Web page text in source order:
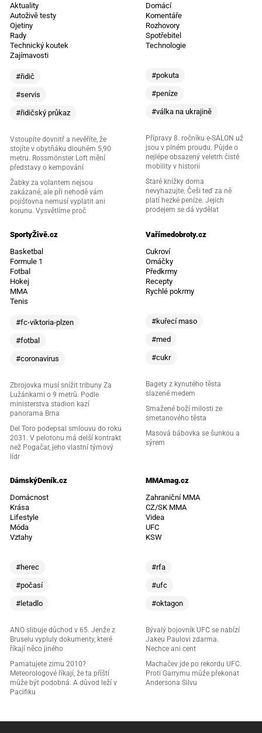
Aktuality
Autoživě testy
Ojetiny
Rady
Technický koutek
Zajímavosti
#řidič
#servis
#řidičský průkaz
Vstoupíte dovnitř a nevěříte, že
stojíte v obytňáku dlouhém 5,90
metru. Rossmönster Loft mění
představy o kempování
Žabky za volantem nejsou
zakázané, ale při nehodě vám
pojišťovna nemusí vyplatit ani
korunu. Vysvětlíme proč
Domácí
Komentáře
Rozhovory
Spotřebitel
Technologie
#pokuta
#peníze
#válka na ukrajině
Přípravy 8. ročníku e-SALON už
jsou v plném proudu. Půjde o
nejlépe obsazený veletrh čisté
mobility v historii
Staré knížky doma
nevyhazujte. Češi teď za ně
platí hezké peníze. Jejich
prodejem se dá vydělat
SportyŽivě.cz
Basketbal
Formule 1
Fotbal
Hokej
MMA
Tenis
#fc-viktoria-plzen
#fotbal
#coronavirus
Zbrojovka musí snížit tribuny Za
Lužánkami o 9 metrů. Podle
ministerstva stadion kazí
panorama Brna
Del Toro podepsal smlouvu do roku
2031. V pelotonu má delší kontrakt
než Pogačar, jeho vlastní týmový
lídr
Vařímedobroty.cz
Cukroví
Omáčky
Předkrmy
Recepty
Rychlé pokrmy
#kuřecí maso
#med
#cukr
Bagety z kynutého těsta
slazené medem
Smažené boží milosti ze
smetanového těsta
Masová bábovka se šunkou a
sýrem
DámskýDeník.cz
Domácnost
Krása
Lifestyle
Móda
Vztahy
#herec
#počasí
#letadlo
ANO slibuje důchod v 65. Jenže z
Bruselu vypluly dokumenty, které
říkají něco jiného
Pamatujete zimu 2010?
Meteorologové říkají, že ta příští
může být podobná. A důvod leží v
Pacifiku
MMAmag.cz
Zahraniční MMA
CZ/SK MMA
Videa
UFC
KSW
#rfa
#ufc
#oktagon
Bývalý bojovník UFC se nabízí
Jakeu Paulovi zdarma.
Nechce ani cent
Machačev jde po rekordu UFC.
Proti Garrymu může překonat
Andersona Silvu